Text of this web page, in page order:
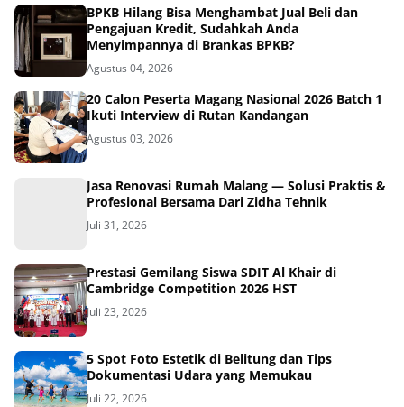
BPKB Hilang Bisa Menghambat Jual Beli dan
Pengajuan Kredit, Sudahkah Anda
Menyimpannya di Brankas BPKB?
Agustus 04, 2026
20 Calon Peserta Magang Nasional 2026 Batch 1
Ikuti Interview di Rutan Kandangan
Agustus 03, 2026
Jasa Renovasi Rumah Malang — Solusi Praktis &
Profesional Bersama Dari Zidha Tehnik
Juli 31, 2026
Prestasi Gemilang Siswa SDIT Al Khair di
Cambridge Competition 2026 HST
Juli 23, 2026
5 Spot Foto Estetik di Belitung dan Tips
Dokumentasi Udara yang Memukau
Juli 22, 2026